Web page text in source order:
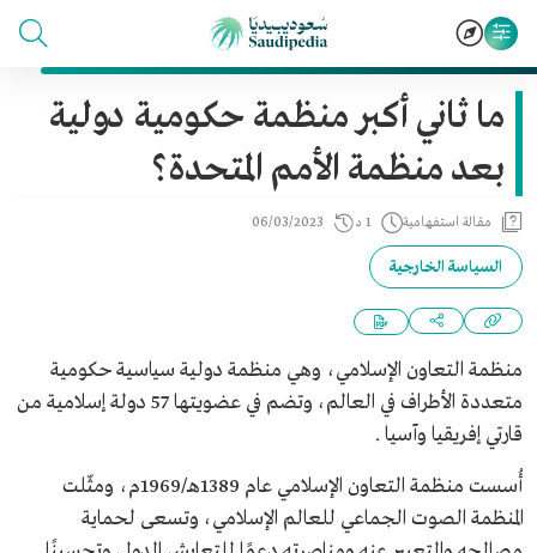
ما ثاني أكبر منظمة حكومية دولية
بعد منظمة الأمم المتحدة؟
مقالة استفهامية 1 د 06/03/2023
السياسة الخارجية
منظمة التعاون الإسلامي، وهي منظمة دولية سياسية حكومية
متعددة الأطراف في العالم، وتضم في عضويتها 57 دولة إسلامية من
قارتي إفريقيا وآسيا .
أُسست منظمة التعاون الإسلامي عام 1389هـ/1969م، ومثّلت
المنظمة الصوت الجماعي للعالم الإسلامي، وتسعى لحماية